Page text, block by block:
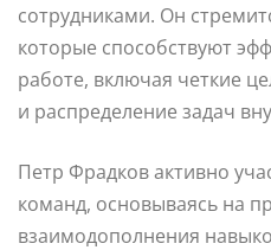
сотрудниками. Он
которые способствуют
работе, включая четкие
и распределение задач
Петр Фрадков активно
команд, основываясь на
взаимодополнения